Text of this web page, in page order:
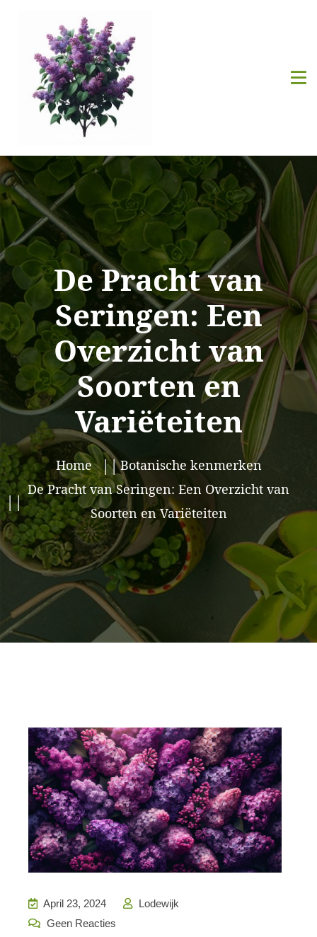
De Pracht van
Seringen: Een
Overzicht van
Soorten en
Variëteiten
Home
Botanische kenmerken
De Pracht van Seringen: Een Overzicht van
Soorten en Variëteiten
April 23, 2024
Lodewijk
Geen Reacties